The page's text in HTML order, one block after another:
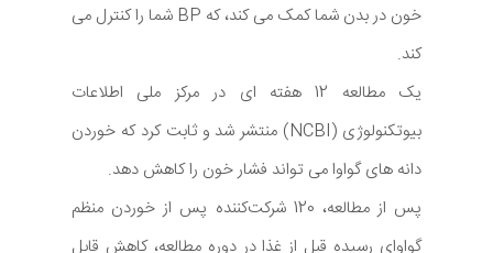
خون در بدن شما کمک می کند، که BP شما را کنترل می
کند.
یک مطالعه 12 هفته ای در مرکز ملی اطلاعات
بیوتکنولوژی (NCBI) منتشر شد و ثابت کرد که خوردن
دانه های گواوا می تواند فشار خون را کاهش دهد.
پس از مطالعه، 120 شرکت‌کننده پس از خوردن منظم
گواوای رسیده قبل از غذا در دوره مطالعه، کاهش قابل